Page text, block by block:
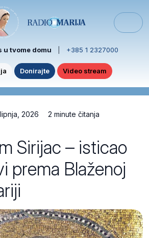
u tvome domu +385 1 2327000
Donirajte Video stream
2026 2 minute čitanja
Sirijac – isticao
prema Blaženoj